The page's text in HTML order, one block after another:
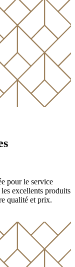
pour le service
excellents produits
qualité et prix.